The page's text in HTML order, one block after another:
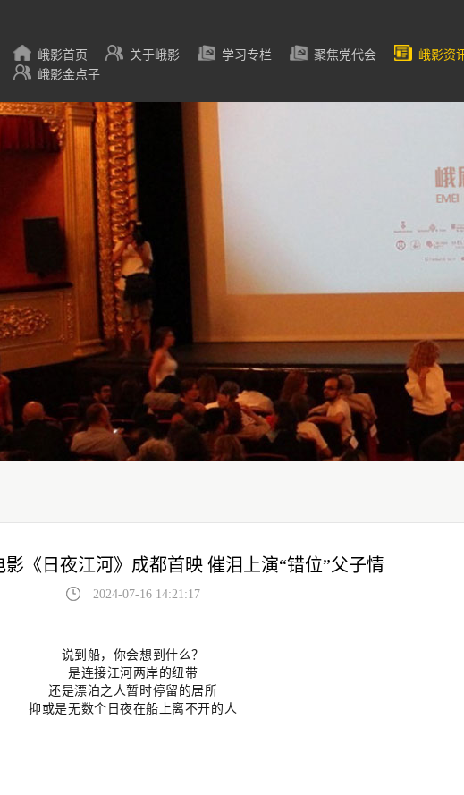
峨影首页 关于峨影 学习专栏 聚焦党代会
峨影资
峨影金点子
《日夜江河》成都首映 催泪上演“错位”父子情
2024-07-16 14:21:17
说到船，你会想到什么？
是连接江河两岸的纽带
还是漂泊之人暂时停留的居所
抑或是无数个日夜在船上离不开的人